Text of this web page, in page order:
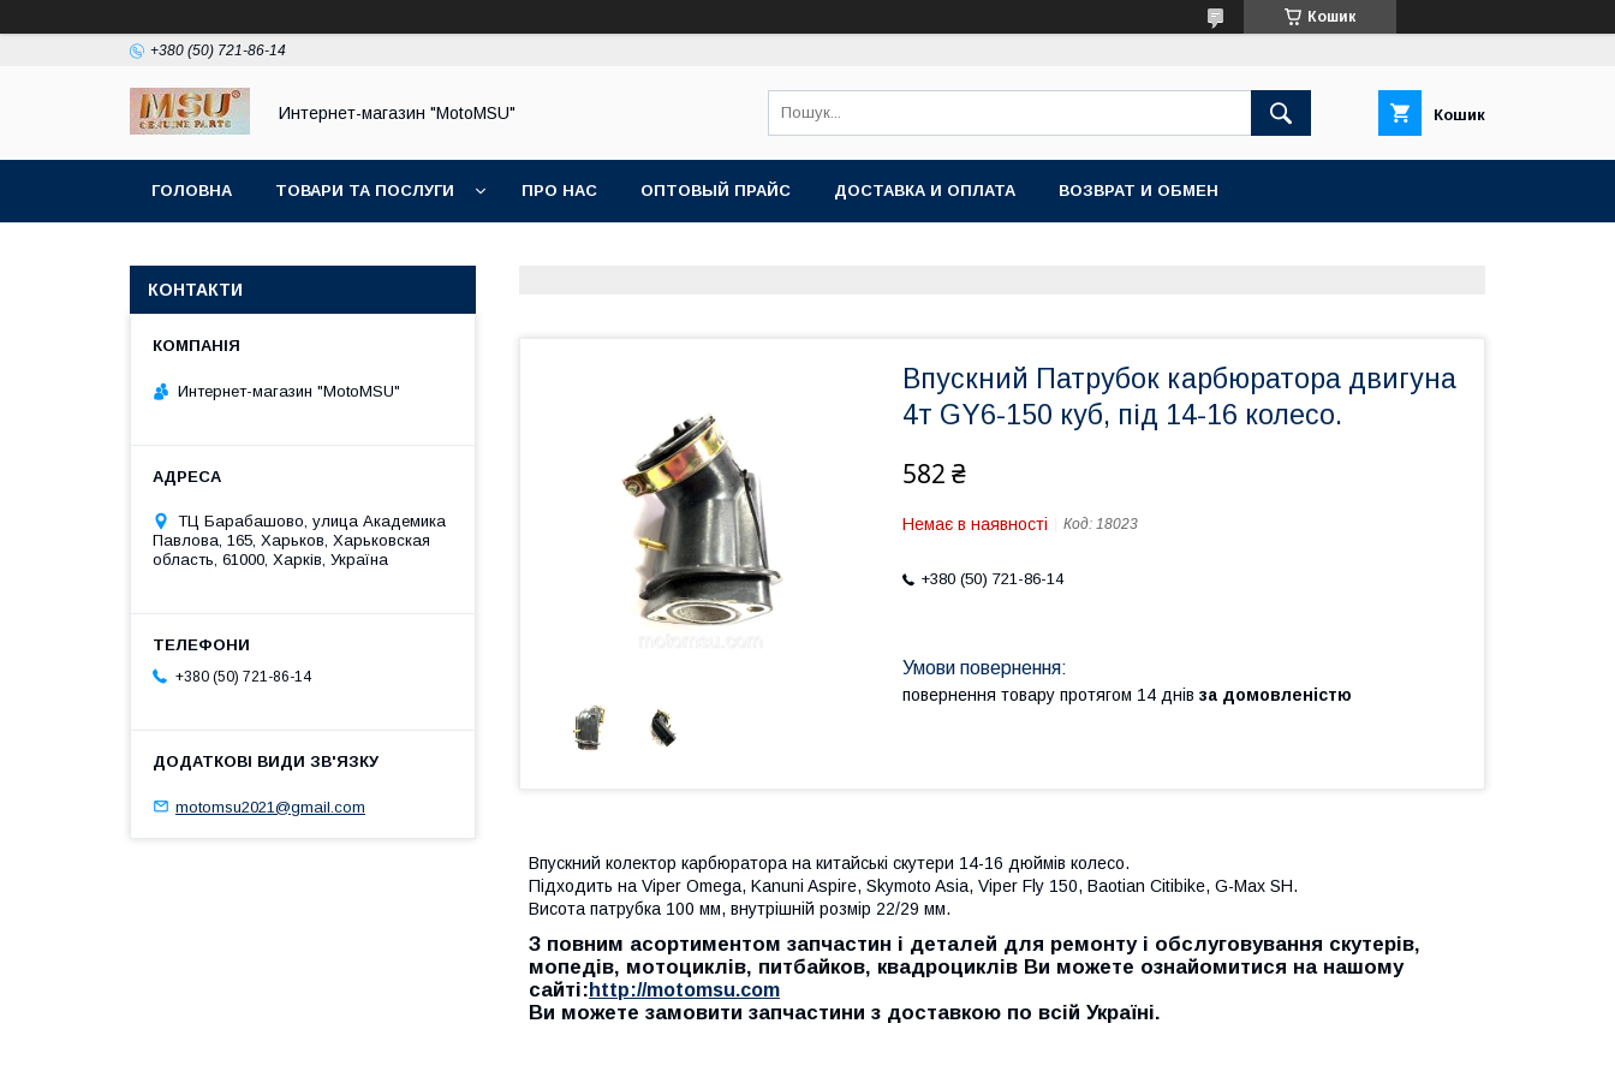
Кошик
+380 (50) 721-86-14
Интернет-магазин "MotoMSU" Кошик
ГОЛОВНА ТОВАРИ ТА ПОСЛУГИ ПРО НАС ОПТОВЫЙ ПРАЙС ДОСТАВКА И ОПЛАТА ВОЗВРАТ И ОБМЕН
Впускний Патрубок карбюратора двигуна
4т GY6-150 куб, під 14-16 колесо.
582 ₴
Немає в наявності Код: 18023
+380 (50) 721-86-14
повернення товару протягом 14 днів за домовленістю
Впускний колектор карбюратора на китайські скутери 14-16 дюймів колесо.
Підходить на Viper Omega, Kanuni Aspire, Skymoto Asia, Viper Fly 150, Baotian Citibike, G-Max SH.
Висота патрубка 100 мм, внутрішній розмір 22/29 мм.
З повним асортиментом запчастин і деталей для ремонту і обслуговування скутерів,
мопедів, мотоциклів, питбайков, квадроциклів Ви можете ознайомитися на нашому
сайті: http://motomsu.com
Ви можете замовити запчастини з доставкою по всій Україні.
КОНТАКТИ
Интернет-магазин "MotoMSU"
ТЦ Барабашово, улица Академика
Павлова, 165, Харьков, Харьковская
область, 61000, Харків, Україна
+380 (50) 721-86-14
motomsu2021@gmail.com